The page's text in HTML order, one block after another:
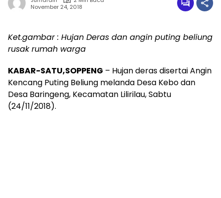
November 24, 2018
Ket.gambar : Hujan Deras dan angin puting beliung
rusak rumah warga
KABAR-SATU,SOPPENG – Hujan deras disertai Angin
Kencang Puting Beliung melanda Desa Kebo dan
Desa Baringeng, Kecamatan Lilirilau, Sabtu
(24/11/2018).